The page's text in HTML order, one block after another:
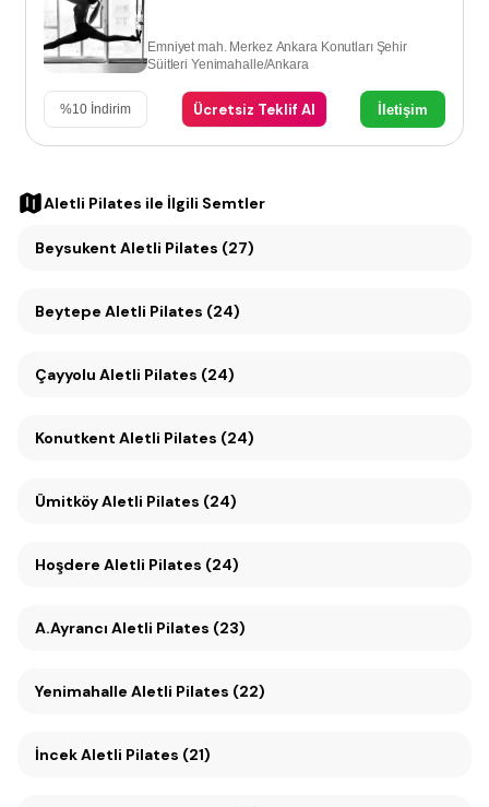
Emniyet mah. Merkez Ankara Konutları Şehir
Süitleri Yenimahalle/Ankara
%10 İndirim Ücretsiz Teklif Al İletişim
Aletli Pilates ile İlgili Semtler
Beysukent Aletli Pilates (27)
Beytepe Aletli Pilates (24)
Çayyolu Aletli Pilates (24)
Konutkent Aletli Pilates (24)
Ümitköy Aletli Pilates (24)
Hoşdere Aletli Pilates (24)
A.Ayrancı Aletli Pilates (23)
Yenimahalle Aletli Pilates (22)
İncek Aletli Pilates (21)